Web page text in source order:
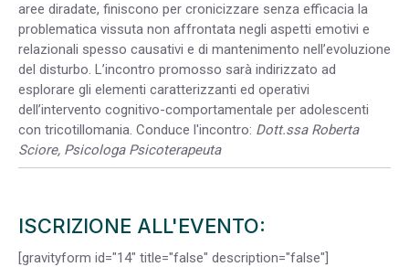
aree diradate, finiscono per cronicizzare senza efficacia la
problematica vissuta non affrontata negli aspetti emotivi e
relazionali spesso causativi e di mantenimento nell’evoluzione
del disturbo. L’incontro promosso sarà indirizzato ad
esplorare gli elementi caratterizzanti ed operativi
dell’intervento cognitivo-comportamentale per adolescenti
con tricotillomania. Conduce l'incontro: Dott.ssa Roberta
Sciore, Psicologa Psicoterapeuta
ISCRIZIONE ALL'EVENTO:
[gravityform id="14" title="false" description="false"]